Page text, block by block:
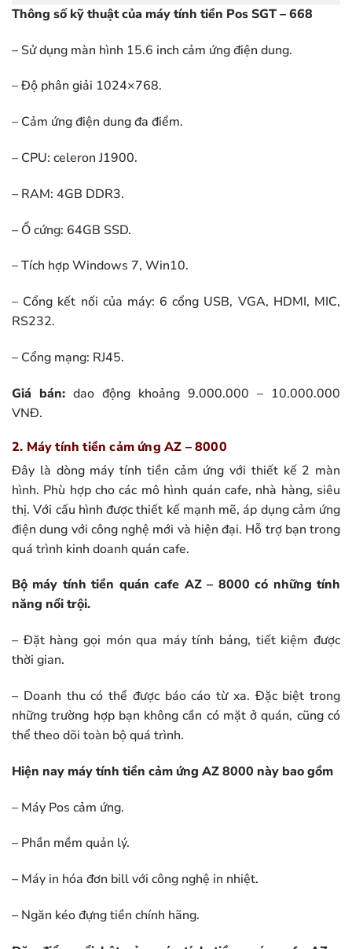
Thông số kỹ thuật của máy tính tiền Pos SGT – 668
– Sử dụng màn hình 15.6 inch cảm ứng điện dung.
– Độ phân giải 1024×768.
– Cảm ứng điện dung đa điểm.
– CPU: celeron J1900.
– RAM: 4GB DDR3.
– Ổ cứng: 64GB SSD.
– Tích hợp Windows 7, Win10.
– Cổng kết nối của máy: 6 cổng USB, VGA, HDMI, MIC,
RS232.
– Cổng mạng: RJ45.
Giá bán: dao động khoảng 9.000.000 – 10.000.000
VNĐ.
2. Máy tính tiền cảm ứng AZ – 8000
Đây là dòng máy tính tiền cảm ứng với thiết kế 2 màn
hình. Phù hợp cho các mô hình quán cafe, nhà hàng, siêu
thị. Với cấu hình được thiết kế mạnh mẽ, áp dụng cảm ứng
điện dung với công nghệ mới và hiện đại. Hỗ trợ bạn trong
quá trình kinh doanh quán cafe.
Bộ máy tính tiền quán cafe AZ – 8000 có những tính
năng nổi trội.
– Đặt hàng gọi món qua máy tính bảng, tiết kiệm được
thời gian.
– Doanh thu có thể được báo cáo từ xa. Đặc biệt trong
những trường hợp bạn không cần có mặt ở quán, cũng có
thể theo dõi toàn bộ quá trình.
Hiện nay máy tính tiền cảm ứng AZ 8000 này bao gồm
– Máy Pos cảm ứng.
– Phần mềm quản lý.
– Máy in hóa đơn bill với công nghệ in nhiệt.
– Ngăn kéo đựng tiền chính hãng.